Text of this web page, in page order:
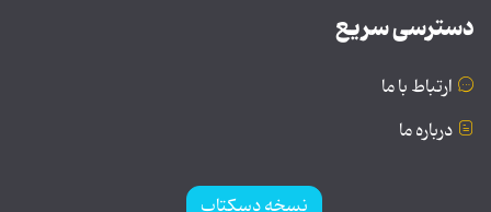
دسترسی سریع
ارتباط با ما
درباره ما
نسخه دسکتاپ